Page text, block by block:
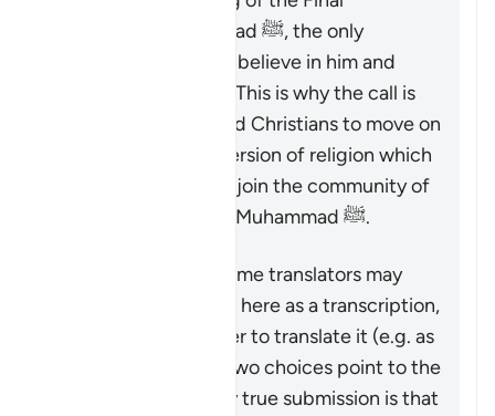
Messenger Muhammad ﷺ, the only
acceptable way is to believe in him and
follow his teachings. This is why the call is
made to the Jews and Christians to move on
from the distorted version of religion which
they were upon, and join the community of
followers of Prophet Muhammad ﷺ.
Therefore, though some translators may
prefer to write ‘Islam’ here as a transcription,
and others may prefer to translate it (e.g. as
‘submission’), these two choices point to the
same reality: the only true submission is that